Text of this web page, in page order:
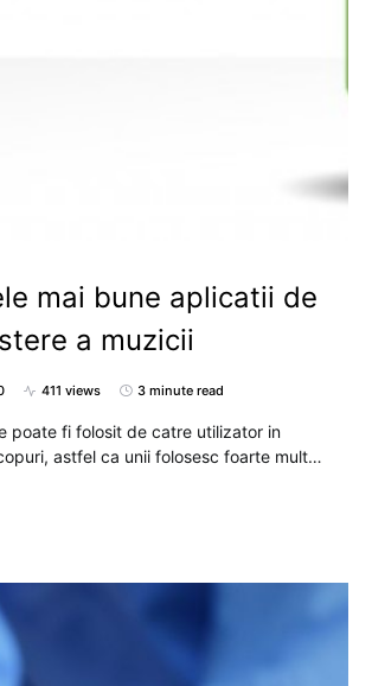
mai bune aplicatii de
a muzicii
411 views 3 minute read
poate fi folosit de catre utilizator in
astfel ca unii folosesc foarte mult…